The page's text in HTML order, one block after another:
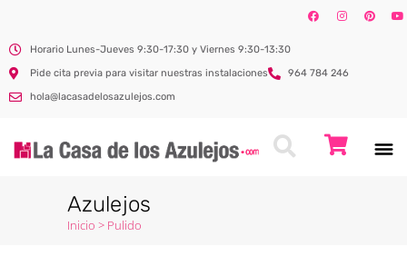
Horario Lunes-Jueves 9:30-17:30 y Viernes 9:30-13:30
Pide cita previa para visitar nuestras instalaciones
964 784 246
hola@lacasadelosazulejos.com
Azulejos
Inicio > Pulido